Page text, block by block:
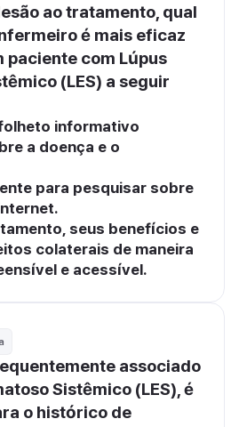
ao tratamento, qual
é mais eficaz
paciente com Lúpus
(LES) a seguir
informativo
a doença e o
para pesquisar sobre
seus benefícios e
colaterais de maneira
e acessível.
associado
Sistêmico (LES), é
o histórico de